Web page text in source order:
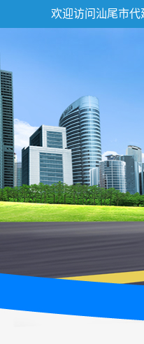
欢迎访问汕尾市代